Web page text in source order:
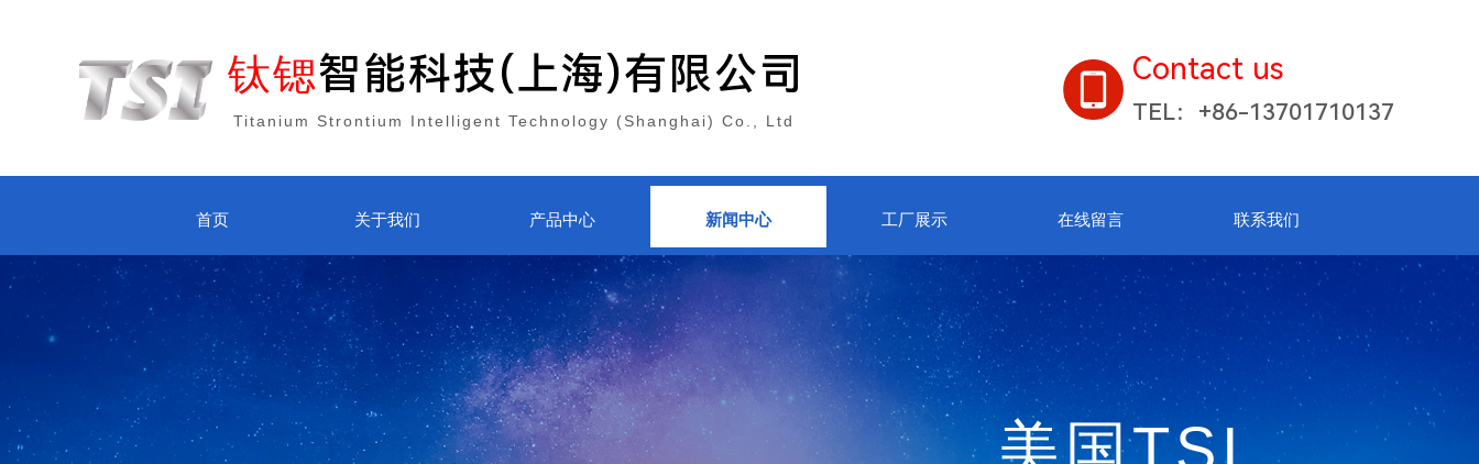
钛锶智能科技(上海)有限公司
Titanium Strontium Intelligent Technology (Shanghai) Co., Ltd
Contact us
TEL：+86-13701710137
首页 关于我们 产品中心 新闻中心 工厂展示 在线留言 联系我们
美国TSI